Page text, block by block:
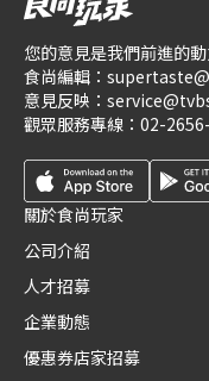
您的意見是我們前進的
食尚編輯：
意見反映：
觀眾服務專線： 02-
關於食尚玩家
公司介紹
人才招募
企業動態
優惠券店家招募